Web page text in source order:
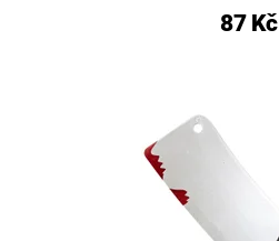
87 Kč